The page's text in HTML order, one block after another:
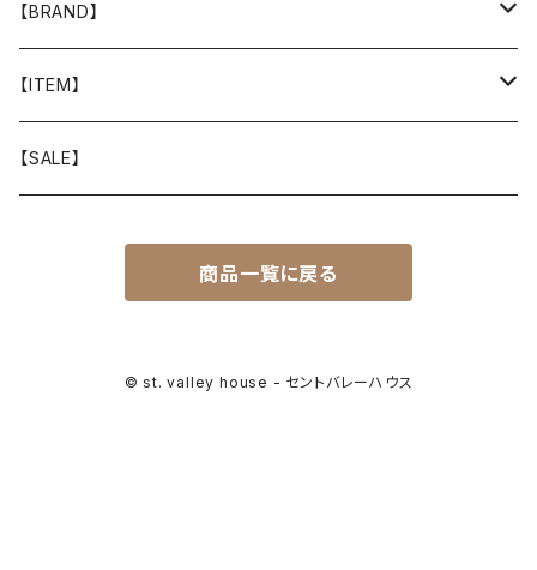
【BRAND】
山と道
T-SHIRT
迷迭香
Akihiro Wood Works
【ITEM】
WEAR
【SALE】
商品一覧に戻る
© st. valley house - セントバレーハウス